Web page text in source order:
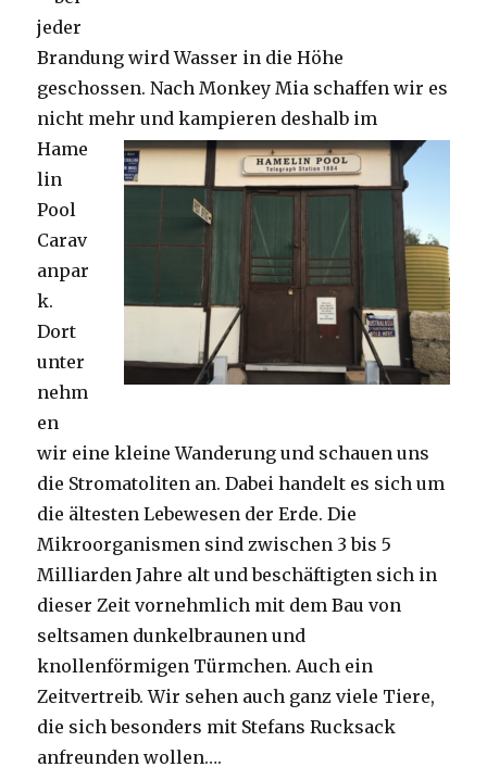
jeder
Brandung wird Wasser in die Höhe
geschossen. Nach Monkey Mia schaffen wir es
nicht mehr und kampieren deshalb im
Hame
lin
Pool
Carav
anpar
k.
Dort
unter
nehm
en
wir eine kleine Wanderung und schauen uns
die Stromatoliten an. Dabei handelt es sich um
die ältesten Lebewesen der Erde. Die
Mikroorganismen sind zwischen 3 bis 5
Milliarden Jahre alt und beschäftigten sich in
dieser Zeit vornehmlich mit dem Bau von
seltsamen dunkelbraunen und
knollenförmigen Türmchen. Auch ein
Zeitvertreib. Wir sehen auch ganz viele Tiere,
die sich besonders mit Stefans Rucksack
anfreunden wollen….